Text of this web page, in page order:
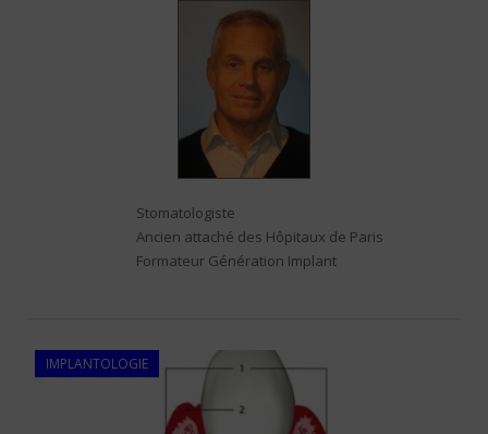
Stomatologiste
Ancien attaché des Hôpitaux de Paris
Formateur Génération Implant
IMPLANTOLOGIE